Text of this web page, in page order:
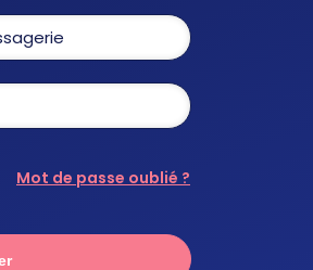
Mot de passe oublié ?